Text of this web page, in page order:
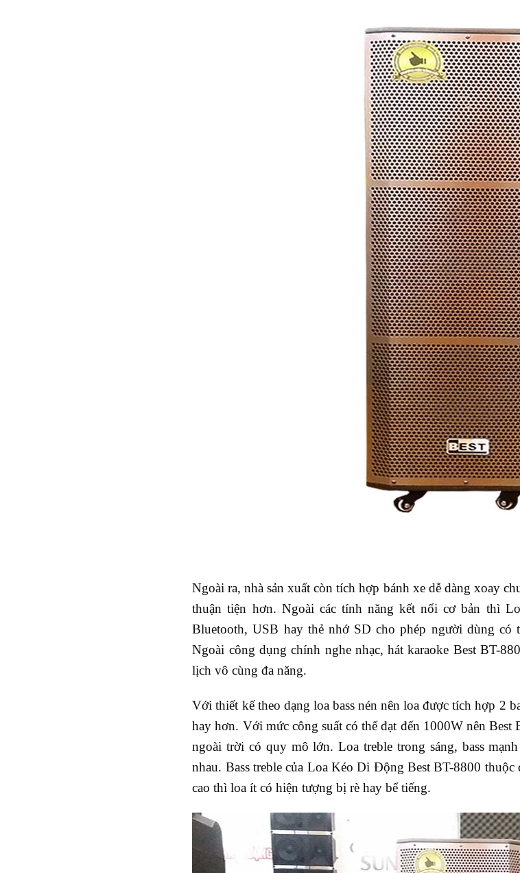
Ngoài ra, nhà sản xuất còn tích hợp bánh xe dễ dàng xoay
thuận tiện hơn. Ngoài các tính năng kết nối cơ bản thì
Bluetooth, USB hay thẻ nhớ SD cho phép người dùng
Ngoài công dụng chính nghe nhạc, hát karaoke Best BT-
lịch vô cùng đa năng.
Với thiết kế theo dạng loa bass nén nên loa được tích hợp 2
hay hơn. Với mức công suất có thể đạt đến 1000W nên
ngoài trời có quy mô lớn. Loa treble trong sáng, bass
nhau. Bass treble của Loa Kéo Di Động Best BT-8800
cao thì loa ít có hiện tượng bị rè hay bể tiếng.